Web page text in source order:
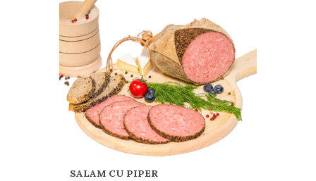
SALAM CU PIPER